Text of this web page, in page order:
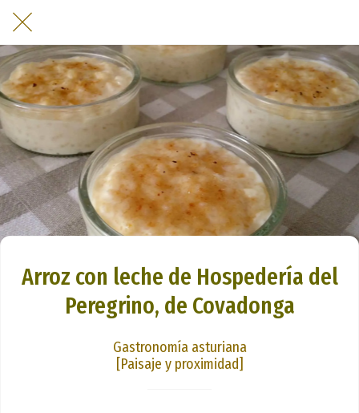
Arroz con leche de Hospedería del
Peregrino, de Covadonga
Gastronomía asturiana
[Paisaje y proximidad]